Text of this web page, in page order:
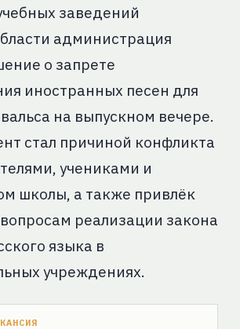
заведений
администрация
о запрете
иностранных песен для
на выпускном вечере.
стал причиной конфликта
учениками и
школы, а также привлёк
реализации закона
языка в
учреждениях.